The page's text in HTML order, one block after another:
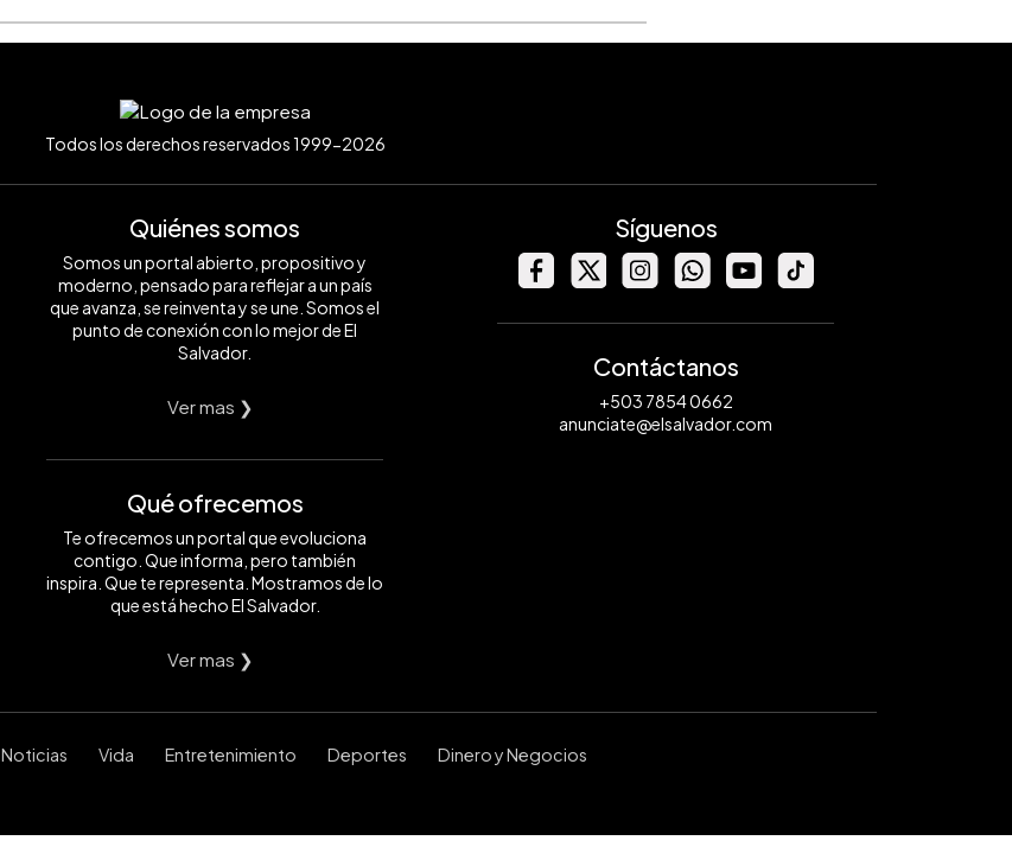
Todos los derechos reservados 1999-2026
Quiénes somos
Somos un portal abierto, propositivo y
moderno, pensado para reflejar a un país
que avanza, se reinventa y se une. Somos el
punto de conexión con lo mejor de El
Salvador.
Ver mas ❯
Qué ofrecemos
Te ofrecemos un portal que evoluciona
contigo. Que informa, pero también
inspira. Que te representa. Mostramos de lo
que está hecho El Salvador.
Ver mas ❯
Síguenos
Contáctanos
+503 7854 0662
anunciate@elsalvador.com
Noticias Vida Entretenimiento Deportes Dinero y Negocios